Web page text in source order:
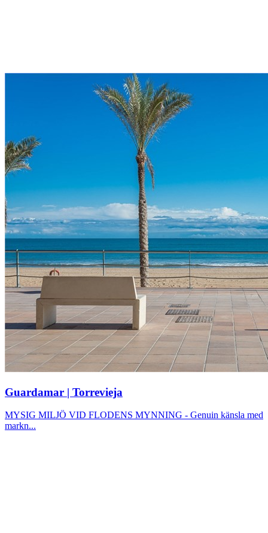
Guardamar | Torrevieja
MYSIG MILJÖ VID FLODENS MYNNING - Genuin känsla med
markn...